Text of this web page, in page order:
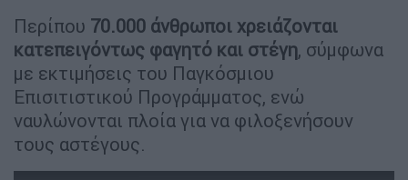
Περίπου 70.000 άνθρωποι χρειάζονται
κατεπειγόντως φαγητό και στέγη, σύμφωνα
με εκτιμήσεις του Παγκόσμιου
Επισιτιστικού Προγράμματος, ενώ
ναυλώνονται πλοία για να φιλοξενήσουν
τους αστέγους.